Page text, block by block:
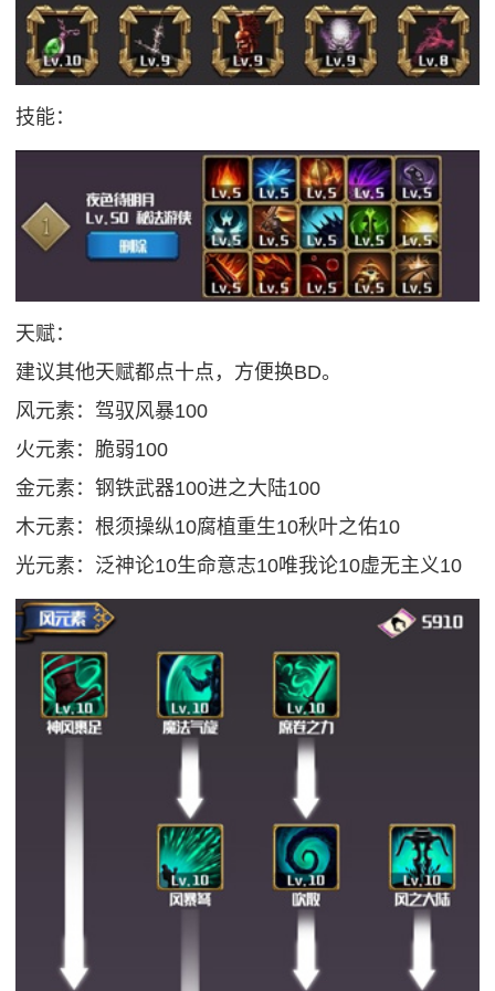
技能：
天赋：
建议其他天赋都点十点，方便换BD。
风元素：驾驭风暴100
火元素：脆弱100
金元素：钢铁武器100进之大陆100
木元素：根须操纵10腐植重生10秋叶之佑10
光元素：泛神论10生命意志10唯我论10虚无主义10